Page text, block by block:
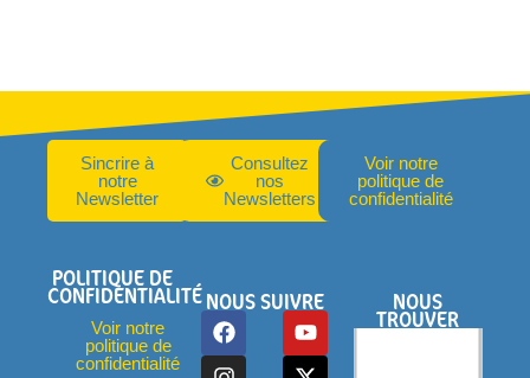
Sincrire à
notre
Newsletter
Consultez
nos
Newsletters
Voir notre
politique de
confidentialité
POLITIQUE DE
CONFIDENTIALITÉ
Voir notre
politique de
confidentialité
NOUS SUIVRE NOUS
TROUVER